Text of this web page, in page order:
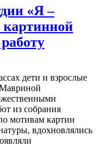
«Я –
картинной
дети и взрослые
из собрания
мотивам картин
вдохновлялись